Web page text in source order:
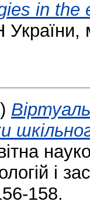
in
і
158.